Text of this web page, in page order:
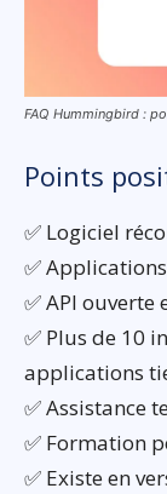
FAQ Hummingbird :
Points
✅ Logiciel
✅
✅ API
✅ Plus de 10
applications
✅ Assistance
✅ Formation
✅ Existe en